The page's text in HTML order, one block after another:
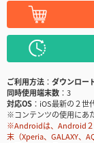
ご利用方法
ダウンロー
同時使用端末数
3
対応OS
iOS最新の２世
※コンテンツの使用にあ
※Androidは、Android２
末（Xperia、GALAXY、